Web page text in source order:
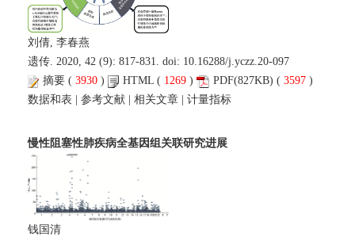
刘倩, 李春燕
遗传. 2020, 42 (9): 817-831. doi: 10.16288/j.yczz.20-097
摘要 ( 3930 ) HTML ( 1269 ) PDF(827KB) ( 3597 )
数据和表
参考文献 相关文章 计量指标
慢性阻塞性肺疾病全基因组关联研究进展
钱国清